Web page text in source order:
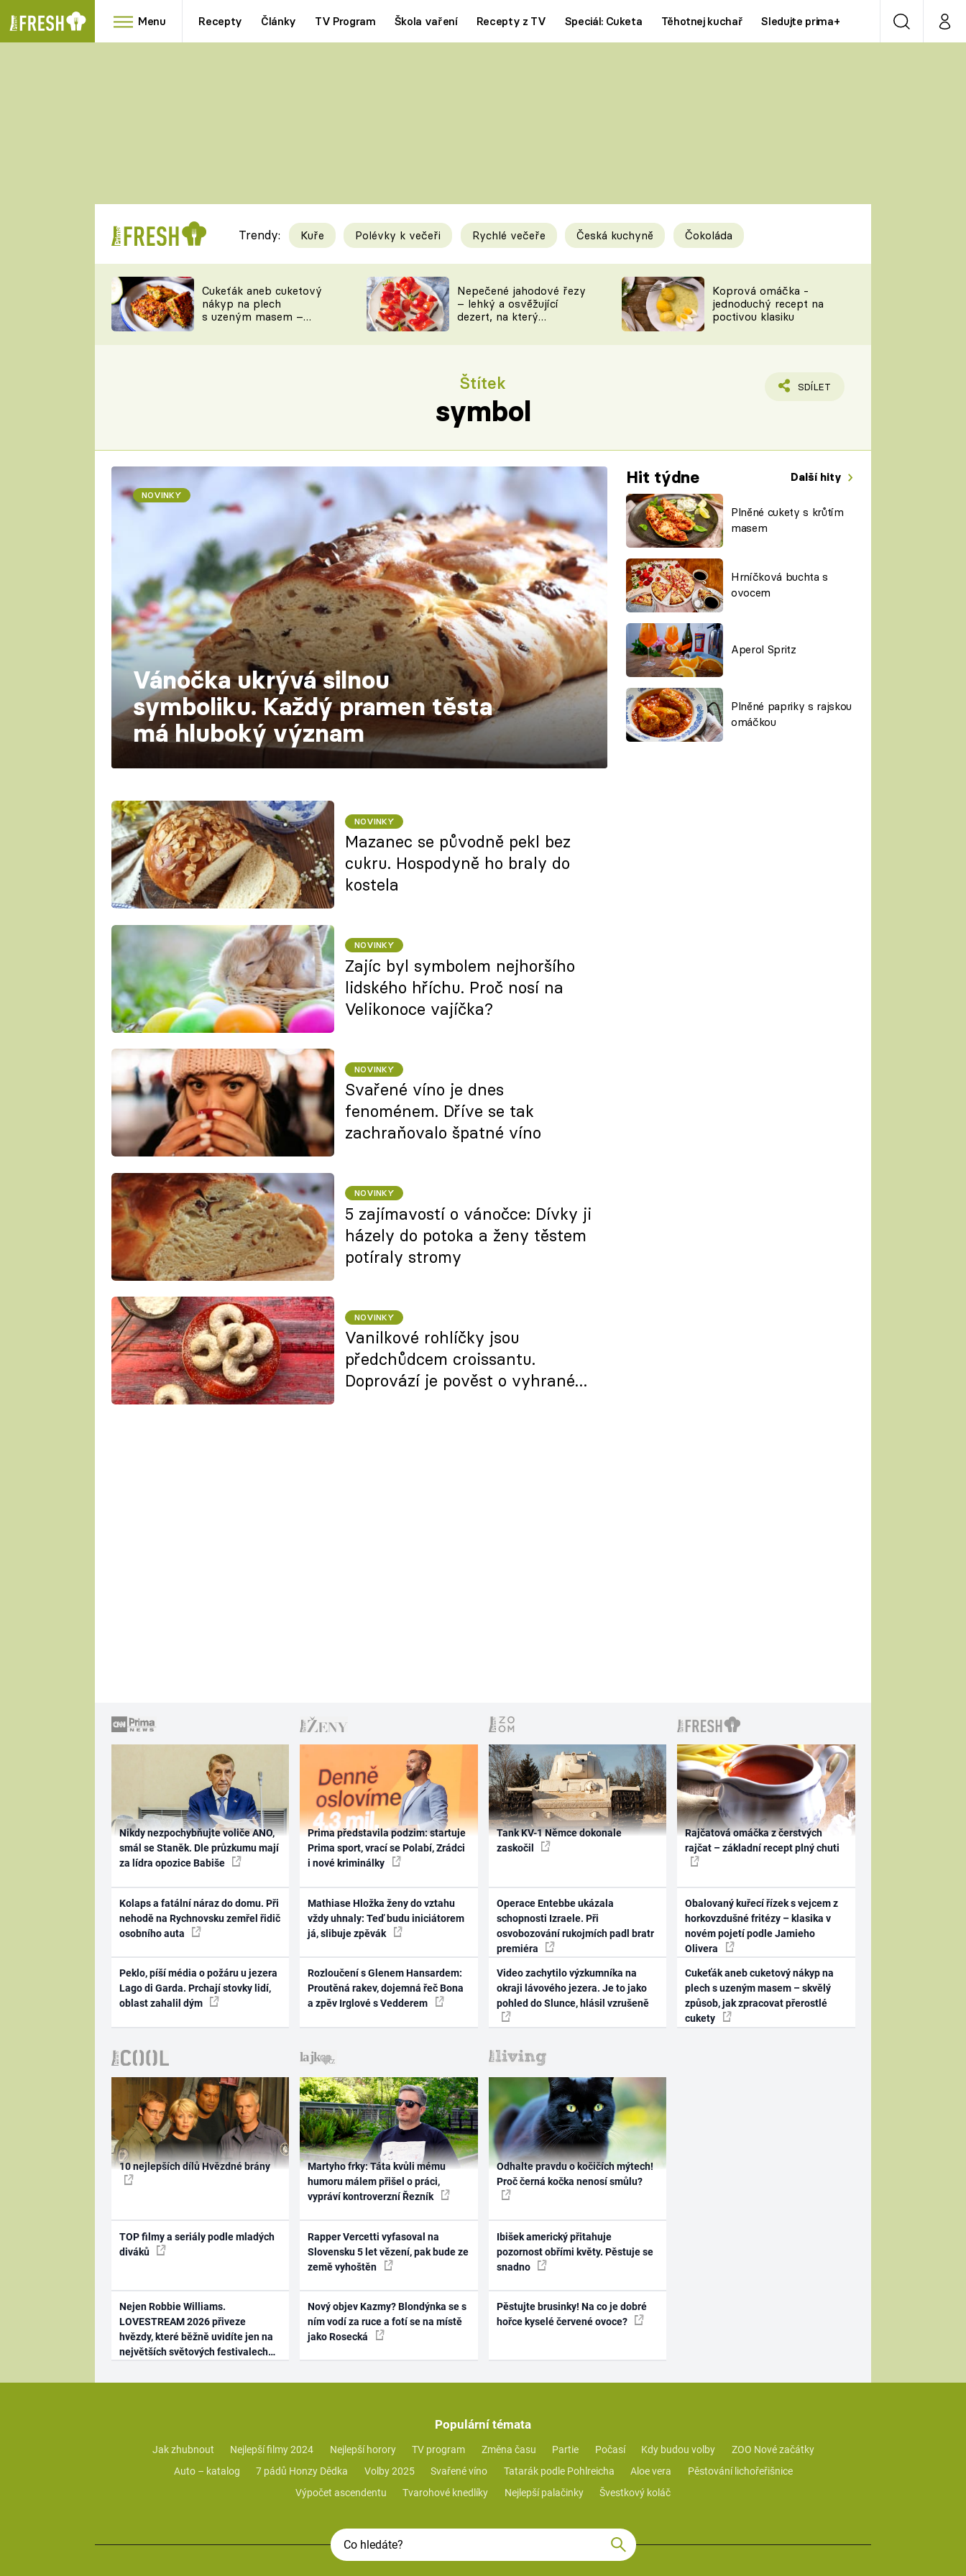
Menu Recepty Články TV Program Škola vaření Recepty z TV Speciál: Cuketa Těhotnej kuchař Sledujte prima+ VyhledáváníMůj
RYCHLOVKY
Videorecepty
TEĎ VAŘÍ ŠÉF!
Tipy a triky
KAM ZA JÍDLEM
NA NÁKUPECH
Novinky
ŠÉFREDAKTORKY
Prima LAJK
Sledujte nás
Trendy: Kuře Polévky k večeři Rychlé večeře Česká kuchyně Čokoláda
Cukeťák aneb cuketový
nákyp na plech
s uzeným masem –
Nepečené jahodové řezy
– lehký a osvěžující
dezert, na který
Koprová omáčka -
jednoduchý recept na
poctivou klasiku
Štítek
symbol
SDÍLET
Hit týdne Další hity
Plněné cukety s krůtím
masem
Hrníčková buchta s
ovocem
Aperol Spritz
Plněné papriky s rajskou
omáčkou
NOVINKY
Vánočka ukrývá silnou
symboliku. Každý pramen těsta
má hluboký význam
NOVINKY
Mazanec se původně pekl bez
cukru. Hospodyně ho braly do
kostela
NOVINKY
Zajíc byl symbolem nejhoršího
lidského hříchu. Proč nosí na
Velikonoce vajíčka?
NOVINKY
Svařené víno je dnes
fenoménem. Dříve se tak
zachraňovalo špatné víno
NOVINKY
5 zajímavostí o vánočce: Dívky ji
házely do potoka a ženy těstem
potíraly stromy
NOVINKY
Vanilkové rohlíčky jsou
předchůdcem croissantu.
Doprovází je pověst o vyhrané
Nikdy nezpochybňujte voliče ANO,
smál se Staněk. Dle průzkumu mají
za lídra opozice Babiše
Kolaps a fatální náraz do domu. Při
nehodě na Rychnovsku zemřel řidič
osobního auta
Peklo, píší média o požáru u jezera
Lago di Garda. Prchají stovky lidí,
oblast zahalil dým
Prima představila podzim: startuje
Prima sport, vrací se Polabí, Zrádci
i nové kriminálky
Mathiase Hložka ženy do vztahu
vždy uhnaly: Teď budu iniciátorem
já, slibuje zpěvák
Rozloučení s Glenem Hansardem:
Proutěná rakev, dojemná řeč Bona
a zpěv Irglové s Vedderem
Tank KV-1 Němce dokonale
zaskočil
Operace Entebbe ukázala
schopnosti Izraele. Při
osvobozování rukojmích padl bratr
premiéra
Video zachytilo výzkumníka na
okraji lávového jezera. Je to jako
pohled do Slunce, hlásil vzrušeně
Rajčatová omáčka z čerstvých
rajčat – základní recept plný chuti
Obalovaný kuřecí řízek s vejcem z
horkovzdušné fritézy – klasika v
novém pojetí podle Jamieho
Olivera
Cukeťák aneb cuketový nákyp na
plech s uzeným masem – skvělý
způsob, jak zpracovat přerostlé
cukety
10 nejlepších dílů Hvězdné brány
TOP filmy a seriály podle mladých
diváků
Nejen Robbie Williams.
LOVESTREAM 2026 přiveze
hvězdy, které běžně uvidíte jen na
největších světových festivalech
Martyho frky: Táta kvůli mému
humoru málem přišel o práci,
vypráví kontroverzní Řezník
Rapper Vercetti vyfasoval na
Slovensku 5 let vězení, pak bude ze
země vyhoštěn
Nový objev Kazmy? Blondýnka se s
ním vodí za ruce a fotí se na místě
jako Rosecká
Odhalte pravdu o kočičích mýtech!
Proč černá kočka nenosí smůlu?
Ibišek americký přitahuje
pozornost obřími květy. Pěstuje se
snadno
Pěstujte brusinky! Na co je dobré
hořce kyselé červené ovoce?
Populární témata
Jak zhubnout Nejlepší filmy 2024 Nejlepší horory TV program Změna času Partie Počasí Kdy budou volby
ZOO Nové začátky
Auto – katalog
7 pádů Honzy Dědka Volby 2025 Svařené víno Tatarák podle Pohlreicha Aloe vera
Pěstování lichořeřišnice
Výpočet ascendentu
Tvarohové knedlíky Nejlepší palačinky Švestkový koláč